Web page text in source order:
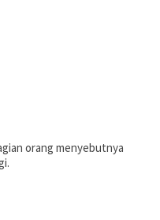
orang menyebutnya